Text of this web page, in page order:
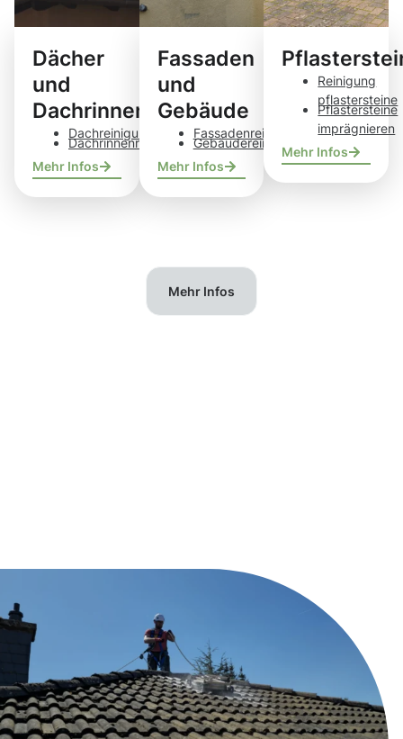
Dächer
und
Dachrinnen
Dachreinigung
Dachrinnenreinigung
Mehr Infos
Fassaden
und
Gebäude
Fassadenreinigung
Gebäudereinigung
Mehr Infos
Reinigung
pflastersteine
Pflastersteine
imprägnieren
Mehr Infos
Mehr Infos